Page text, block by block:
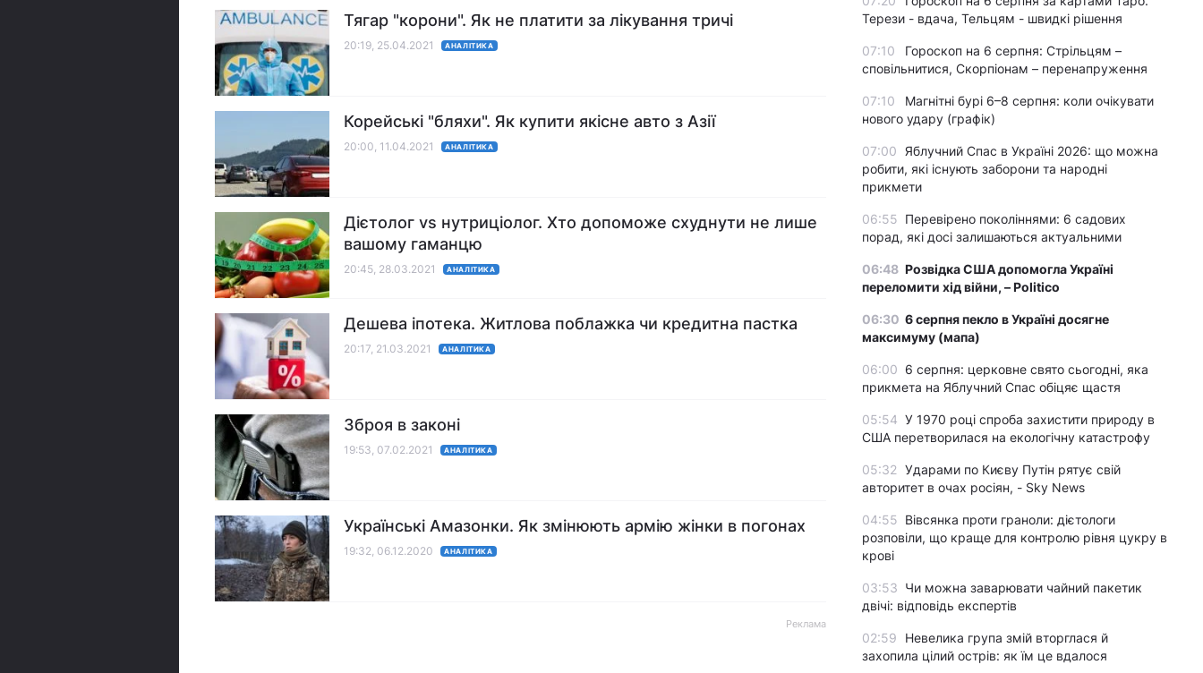
Тягар "корони". Як не платити за лікування тричі
20:19, 25.04.2021 АНАЛІТИКА
Корейські "бляхи". Як купити якісне авто з Азії
20:00, 11.04.2021 АНАЛІТИКА
Дієтолог vs нутриціолог. Хто допоможе схуднути не лише
вашому гаманцю
20:45, 28.03.2021 АНАЛІТИКА
Дешева іпотека. Житлова поблажка чи кредитна пастка
20:17, 21.03.2021 АНАЛІТИКА
Зброя в законі
19:53, 07.02.2021 АНАЛІТИКА
Українські Амазонки. Як змінюють армію жінки в погонах
19:32, 06.12.2020 АНАЛІТИКА
Реклама
Терези - вдача, Тельцям - швидкі рішення
07:10
Гороскоп на 6 серпня: Стрільцям –
сповільнитися, Скорпіонам – перенапруження
07:10
Магнітні бурі 6–8 серпня: коли очікувати
нового удару (графік)
07:00 Яблучний Спас в Україні 2026: що можна
робити, які існують заборони та народні
прикмети
06:55 Перевірено поколіннями: 6 садових
порад, які досі залишаються актуальними
06:48 Розвідка США допомогла Україні
переломити хід війни, – Politico
06:30 6 серпня пекло в Україні досягне
максимуму (мапа)
06:00 6 серпня: церковне свято сьогодні, яка
прикмета на Яблучний Спас обіцяє щастя
05:54 У 1970 році спроба захистити природу в
США перетворилася на екологічну катастрофу
05:32 Ударами по Києву Путін рятує свій
авторитет в очах росіян, - Sky News
04:55 Вівсянка проти граноли: дієтологи
розповіли, що краще для контролю рівня цукру в
крові
03:53 Чи можна заварювати чайний пакетик
двічі: відповідь експертів
02:59
Невелика група змій вторглася й
захопила цілий острів: як їм це вдалося